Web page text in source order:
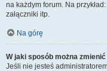
na każdym forum. Na
załączniki itp.
Na górę
W jaki sposób można
Jeśli nie jesteś